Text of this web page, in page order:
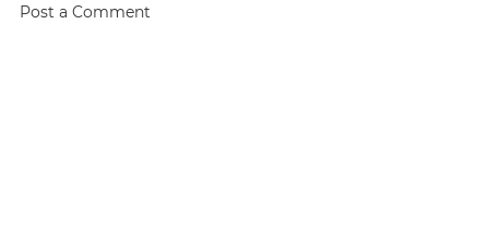
Post a Comment